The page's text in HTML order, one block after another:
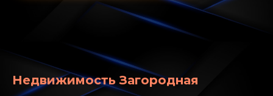
Недвижимость Загородная